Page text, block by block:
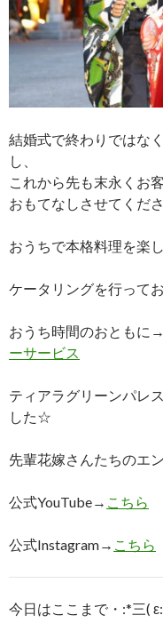
結婚式で終わりではな
し、
これから先も末永くお
おもてなしさせてくだ
おうちで本格料理を楽
ケータリングを行って
おうち時間のおともに→
ーサービス
ティアラグリーンパレ
した☆
先輩花嫁さんたちのエ
公式YouTube→ こちら
公式Instagram→ こちら
今日はここまで・:*三(